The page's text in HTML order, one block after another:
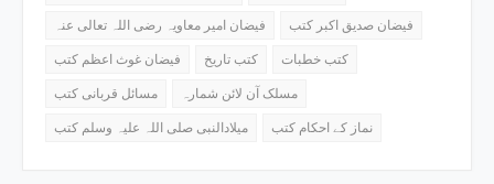
فیضان امیر معاویہ رضی اللہ تعالی عنہ
فیضان صدیق اکبر کتب
فیضان غوث اعظم کتب
کتب تاریخ
کتب خطبات
مسائل قربانی کتب
مسلک آن لائن شمارہ
میلادالنبی صلی اللہ علیہ وسلم کتب
نماز کے احکام کتب